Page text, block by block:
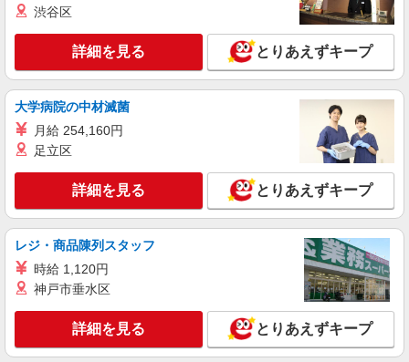
【正社員】月給240,000〜400,000円 ・基本
給：200,000円〜220,000円 ・資格手当：10,000〜
30,000円 ・役職手当：10,000〜70,000円 ・処遇改
善手当：20,000〜60,000円（勤続年数、保有資格
により変動） ・固定残業手当：20,000円（10時
間） ※固定残業時間を超過する場合には超過勤務
手当として別途支給 ・夜勤手当：10,000円/1回
（上記給与とは別に支給） 下記資格をお持ちの方
歓迎 ・認知症介護基礎研修 ・初任者研修 ・実務
者研修 ・介護福祉士 など
東京都小平市
キープ 詳細を見る
派遣社員
グループホームでの介護士
時給：1226円〜 ※資格や経験による
東京都小平市
キープ 詳細を見る
派遣社員
株式会社kotrio /●TC-H-2010428
花小金井駅＊少人数グルホで利用者さんと家事
渋谷区
詳細を見る とりあえずキープ
大学病院の中材滅菌
月給 254,160円
足立区
詳細を見る とりあえずキープ
レジ・商品陳列スタッフ
時給 1,120円
神戸市垂水区
詳細を見る とりあえずキープ